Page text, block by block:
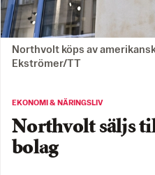
Northvolt köps av
Ekströmer/TT
EKONOMI & NÄRINGSLIV
Northvolt säljs
bolag